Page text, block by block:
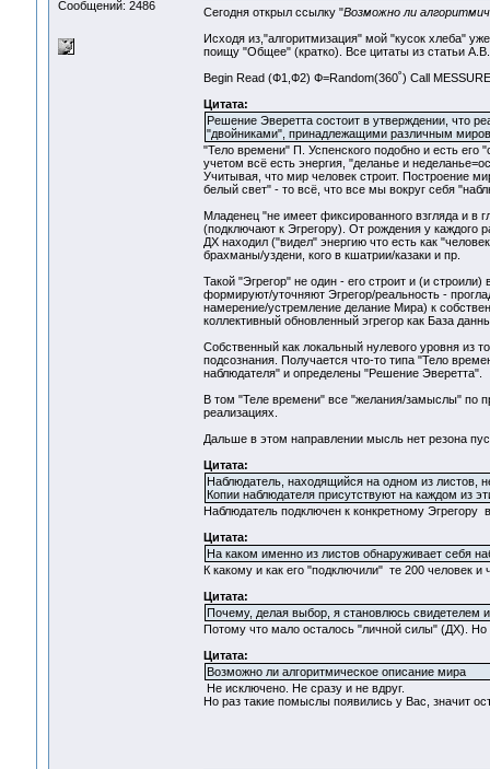
Сообщений: 2486
Сегодня открыл ссылку "Возможно ли
Исходя из,"алгоритмизация" мой "кусок хлеба"
поищу "Общее" (кратко). Все цитаты из статьи
Begin Read (Ф1,Ф2) Ф=Random(360˚) Call
Цитата:
Решение Эверетта состоит в утверждении, что
"двойниками", принадлежащими различным
"Тело времени" П. Успенского подобно и есть
учетом всё есть энергия, "деланье и
Учитывая, что мир человек строит. Построение
белый свет" - то всё, что все мы вокруг себя
Младенец "не имеет фиксированного взгляда и в
(подключают к Эгрегору). От рождения у каждого
ДХ находил ("видел" энергию что есть как
брахманы/уздени, кого в кшатрии/казаки и пр.
Такой "Эгрегор" не один - его строит и (и
формируют/уточняют Эгрегор/реальность -
намерение/устремление делание Мира) к
коллективный обновленный эгрегор как База
Собственный как локальный нулевого уровня из
подсознания. Получается что-то типа "Тело
наблюдателя" и определены "Решение Эверетта".
В том "Теле времени" все "желания/замыслы" по
реализациях.
Дальше в этом направлении мысль нет резона
Цитата:
Наблюдатель, находящийся на одном из листов,
Копии наблюдателя присутствуют на каждом из
Наблюдатель подключен к конкретному Эгрегору
Цитата:
На каком именно из листов обнаруживает себя
К какому и как его "подключили" те 200 человек
Цитата:
Почему, делая выбор, я становлюсь свидетелем
Потому что мало осталось "личной силы" (ДХ).
Цитата:
Возможно ли алгоритмическое описание мира
Не исключено. Не сразу и не вдруг.
Но раз такие помыслы появились у Вас, значит